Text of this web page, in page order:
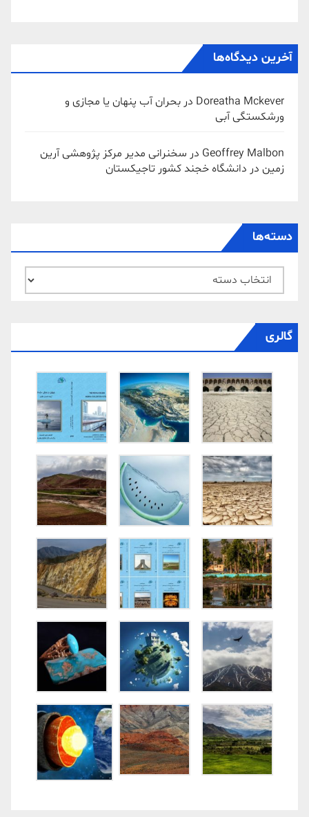
آخرین دیدگاه‌ها
Doreatha Mckever در بحران آب پنهان یا مجازی و
ورشکستگی آبی
Geoffrey Malbon در سخنرانی مدیر مرکز پژوهشی آرین
زمین در دانشگاه خجند کشور تاجیکستان
دسته‌ها
دسته‌ها
گالری